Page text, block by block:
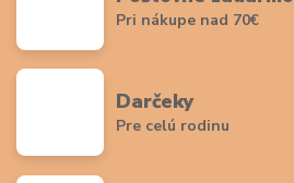
Pri nákupe nad 70€
Darčeky
Pre celú rodinu